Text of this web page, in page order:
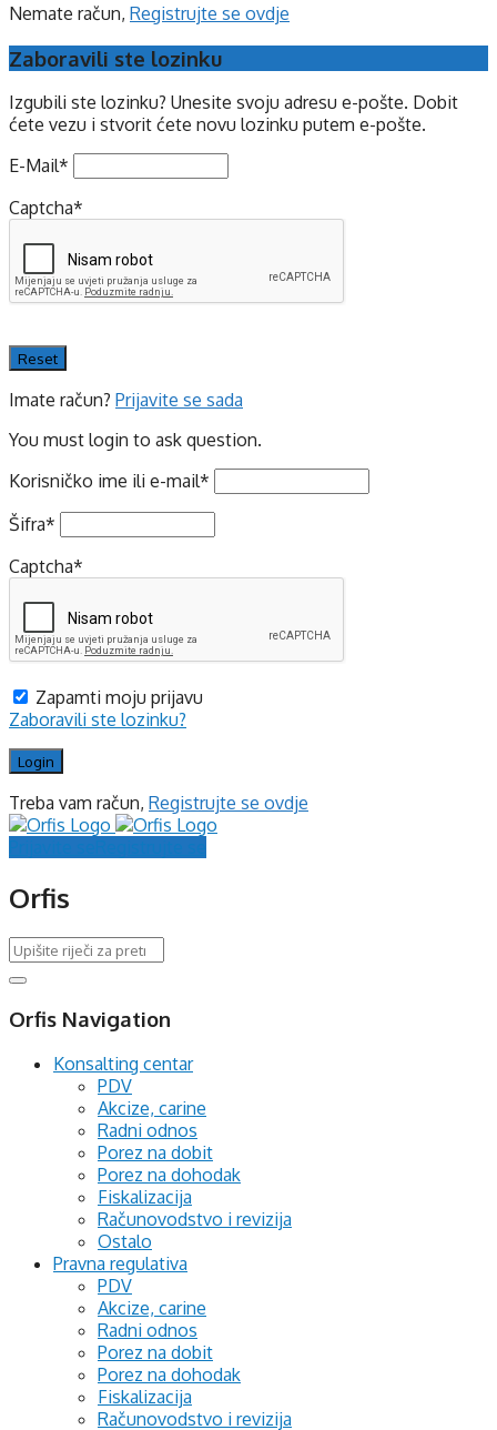
Nemate račun, Registrujte se ovdje
Zaboravili ste lozinku
Izgubili ste lozinku? Unesite svoju adresu e-pošte. Dobit
ćete vezu i stvorit ćete novu lozinku putem e-pošte.
E-Mail*
Captcha*
Imate račun? Prijavite se sada
You must login to ask question.
Korisničko ime ili e-mail*
Šifra*
Captcha*
Zapamti moju prijavu
Zaboravili ste lozinku?
Treba vam račun, Registrujte se ovdje
Orfis
Orfis Navigation
Konsalting centar
PDV
Akcize, carine
Radni odnos
Porez na dobit
Porez na dohodak
Fiskalizacija
Računovodstvo i revizija
Ostalo
Pravna regulativa
PDV
Akcize, carine
Radni odnos
Porez na dobit
Porez na dohodak
Fiskalizacija
Računovodstvo i revizija